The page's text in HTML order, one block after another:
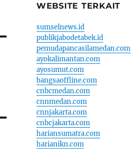
WEBSITE TERKAIT
sumselnews.id
publikjabodetabek.id
pemudapancasilamedan.com
ayokalimantan.com
ayosumut.com
bangsaoffline.com
cnbcmedan.com
cnnmedan.com
cnnjakarta.com
cnbcjakarta.com
hariansumatra.com
harianikn.com